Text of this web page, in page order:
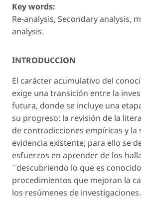
Key words:
Re-analysis, Secondary analysis,
analysis.
INTRODUCCION
El carácter acumulativo del
exige una transición entre la
futura, donde se incluye una
su progreso: la revisión de la
de contradicciones empíricas y la
evidencia existente; para ello se
esfuerzos en aprender de los
¨descubriendo lo que es
procedimientos que mejoran la
los resúmenes de